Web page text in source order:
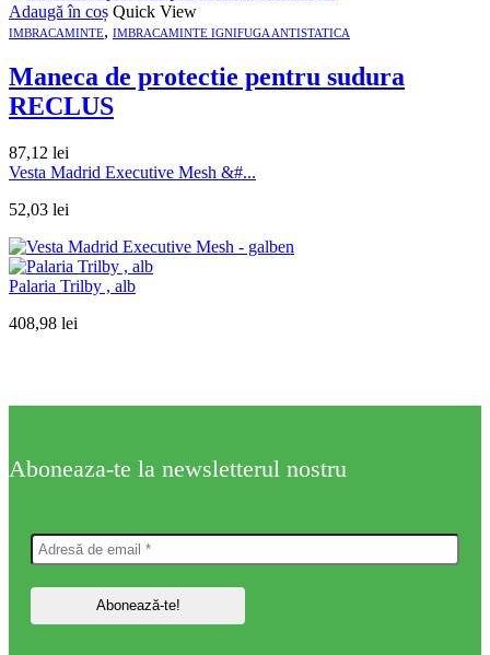
Adaugă în coș Quick View
IMBRACAMINTE, IMBRACAMINTE IGNIFUGA ANTISTATICA
Maneca de protectie pentru sudura
RECLUS
87,12 lei
Vesta Madrid Executive Mesh &#...
52,03 lei
Palaria Trilby , alb
408,98 lei
Aboneaza-te la newsletterul nostru